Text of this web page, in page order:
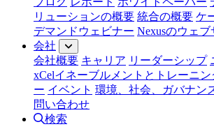
リューションの概要 統合の概要 ケ
デマンドウェビナー Nexusのウェ
会社
会社概要 キャリア リーダーシップ
xCelイネーブルメントとトレーニン
ー イベント 環境、社会、ガバナン
問い合わせ
検索